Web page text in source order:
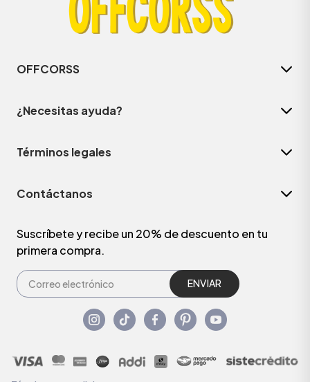
OFFCORSS
¿Necesitas ayuda?
Términos legales
Contáctanos
Suscríbete y recibe un 20% de descuento en tu
primera compra.
ENVIAR